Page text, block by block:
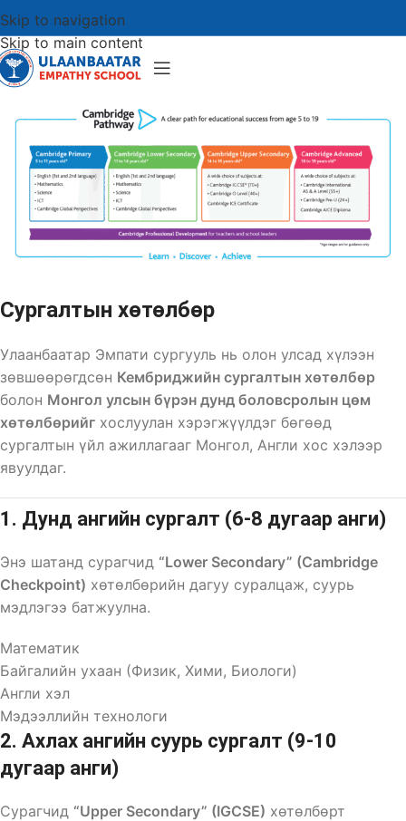
Skip to navigation
Skip to main content
Сургалтын хөтөлбөр
Улаанбаатар Эмпати сургууль нь олон улсад хүлээн
зөвшөөрөгдсөн Кембриджийн сургалтын хөтөлбөр
болон Монгол улсын бүрэн дунд боловсролын цөм
хөтөлбөрийг хослуулан хэрэгжүүлдэг бөгөөд
сургалтын үйл ажиллагааг Монгол, Англи хос хэлээр
явуулдаг.
1. Дунд ангийн сургалт (6-8 дугаар анги)
Энэ шатанд сурагчид “Lower Secondary” (Cambridge
Checkpoint) хөтөлбөрийн дагуу суралцаж, суурь
мэдлэгээ батжуулна.
Математик
Байгалийн ухаан (Физик, Хими, Биологи)
Англи хэл
Мэдээллийн технологи
2. Ахлах ангийн суурь сургалт (9-10
дугаар анги)
Сурагчид “Upper Secondary” (IGCSE) хөтөлбөрт